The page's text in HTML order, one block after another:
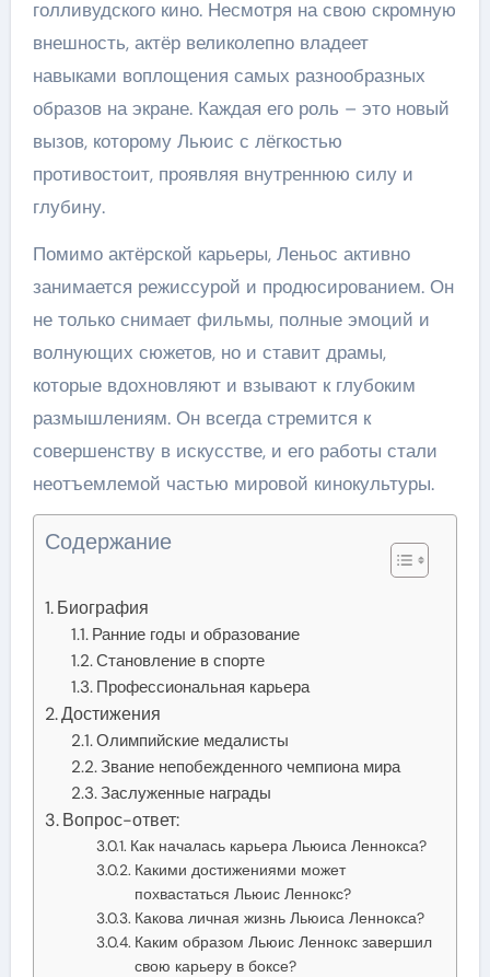
голливудского кино. Несмотря на свою скромную
внешность, актёр великолепно владеет
навыками воплощения самых разнообразных
образов на экране. Каждая его роль – это новый
вызов, которому Льюис с лёгкостью
противостоит, проявляя внутреннюю силу и
глубину.
Помимо актёрской карьеры, Леньос активно
занимается режиссурой и продюсированием. Он
не только снимает фильмы, полные эмоций и
волнующих сюжетов, но и ставит драмы,
которые вдохновляют и взывают к глубоким
размышлениям. Он всегда стремится к
совершенству в искусстве, и его работы стали
неотъемлемой частью мировой кинокультуры.
Содержание
Биография
Ранние годы и образование
Становление в спорте
Профессиональная карьера
Достижения
Олимпийские медалисты
Звание непобежденного чемпиона мира
Заслуженные награды
Вопрос-ответ:
Как началась карьера Льюиса Леннокса?
Какими достижениями может
похвастаться Льюис Леннокс?
Какова личная жизнь Льюиса Леннокса?
Каким образом Льюис Леннокс завершил
свою карьеру в боксе?